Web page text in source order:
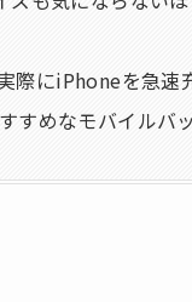
にiPhoneを急速
すめなモバイルバ